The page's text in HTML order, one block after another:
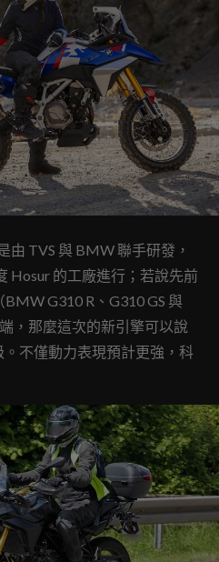
由 TVS 與 BMW 聯手研發，
Hosur 的工廠進行；若說先前
G310 R、G310 GS 與
，那麼這次的新引擎可以說
不僅動力表現預計更強，科